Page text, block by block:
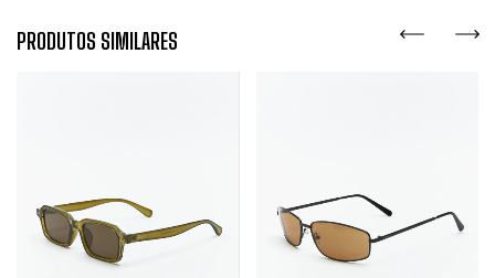
PRODUTOS SIMILARES